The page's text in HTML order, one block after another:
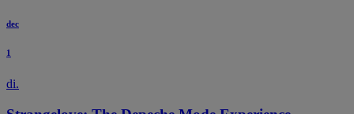
dec
1
di.